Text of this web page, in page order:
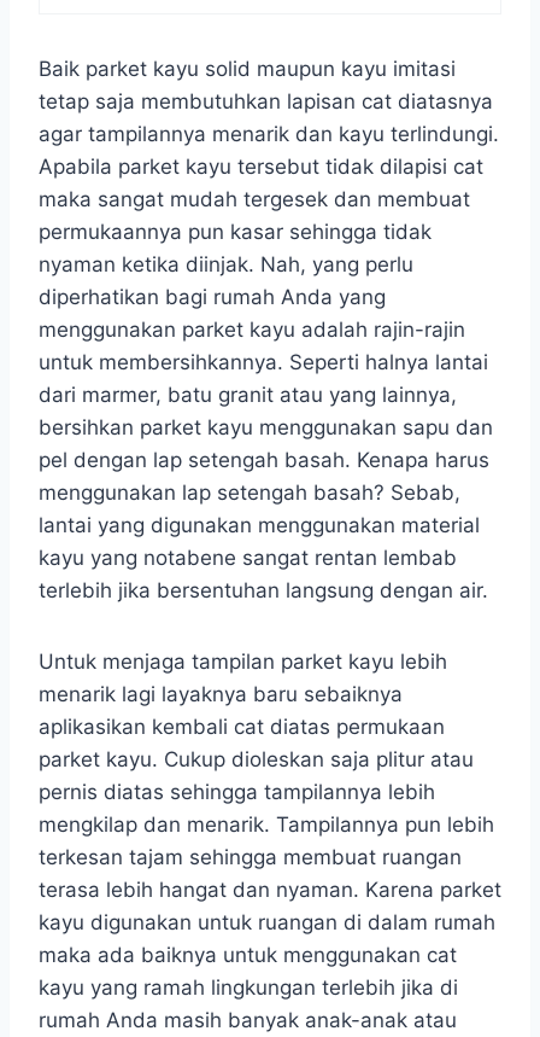
Baik parket kayu solid maupun kayu imitasi
tetap saja membutuhkan lapisan cat diatasnya
agar tampilannya menarik dan kayu terlindungi.
Apabila parket kayu tersebut tidak dilapisi cat
maka sangat mudah tergesek dan membuat
permukaannya pun kasar sehingga tidak
nyaman ketika diinjak. Nah, yang perlu
diperhatikan bagi rumah Anda yang
menggunakan parket kayu adalah rajin-rajin
untuk membersihkannya. Seperti halnya lantai
dari marmer, batu granit atau yang lainnya,
bersihkan parket kayu menggunakan sapu dan
pel dengan lap setengah basah. Kenapa harus
menggunakan lap setengah basah? Sebab,
lantai yang digunakan menggunakan material
kayu yang notabene sangat rentan lembab
terlebih jika bersentuhan langsung dengan air.
Untuk menjaga tampilan parket kayu lebih
menarik lagi layaknya baru sebaiknya
aplikasikan kembali cat diatas permukaan
parket kayu. Cukup dioleskan saja plitur atau
pernis diatas sehingga tampilannya lebih
mengkilap dan menarik. Tampilannya pun lebih
terkesan tajam sehingga membuat ruangan
terasa lebih hangat dan nyaman. Karena parket
kayu digunakan untuk ruangan di dalam rumah
maka ada baiknya untuk menggunakan cat
kayu yang ramah lingkungan terlebih jika di
rumah Anda masih banyak anak-anak atau